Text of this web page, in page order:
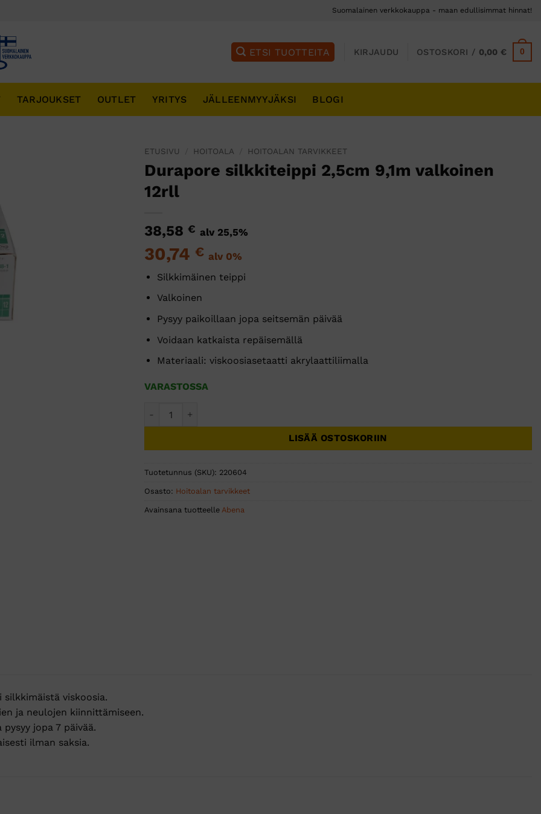
Suomalainen verkkokauppa - maan edullisimmat hinnat!
KIRJAUDU OSTOSKORI / 0,00€ 0
TARJOUKSET OUTLET YRITYS JÄLLEENMYYJÄKSI BLOGI
ETUSIVU HOITOALA HOITOALAN TARVIKKEET
Durapore silkkiteippi 2,5cm 9,1m valkoinen
12rll
38,58 € alv 25,5%
30,74 € alv 0%
Silkkimäinen teippi
Valkoinen
Pysyy paikoillaan jopa seitsemän päivää
Voidaan katkaista repäisemällä
Materiaali: viskoosiasetaatti akrylaattiliimalla
VARASTOSSA
LISÄÄ OSTOSKORIIN
Tuotetunnus (SKU): 220604
Osasto: Hoitoalan tarvikkeet
Avainsana tuotteelle Abena
viskoosia.
ja neulojen kiinnittämiseen.
jopa 7 päivää.
ilman saksia.